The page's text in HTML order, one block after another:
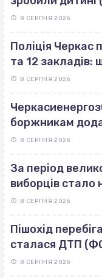
8 СЕРПНЯ 2026
Поліція Черкас
та 12 закладів:
8 СЕРПНЯ 2026
боржникам
8 СЕРПНЯ 2026
За період
виборців стало
8 СЕРПНЯ 2026
Пішохід
сталася ДТП
8 СЕРПНЯ 2026